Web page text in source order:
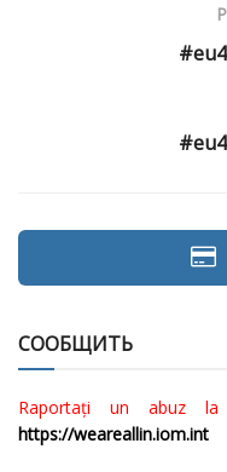
СООБЩИТЬ
Raportați un abuz la
https://weareallin.iom.int